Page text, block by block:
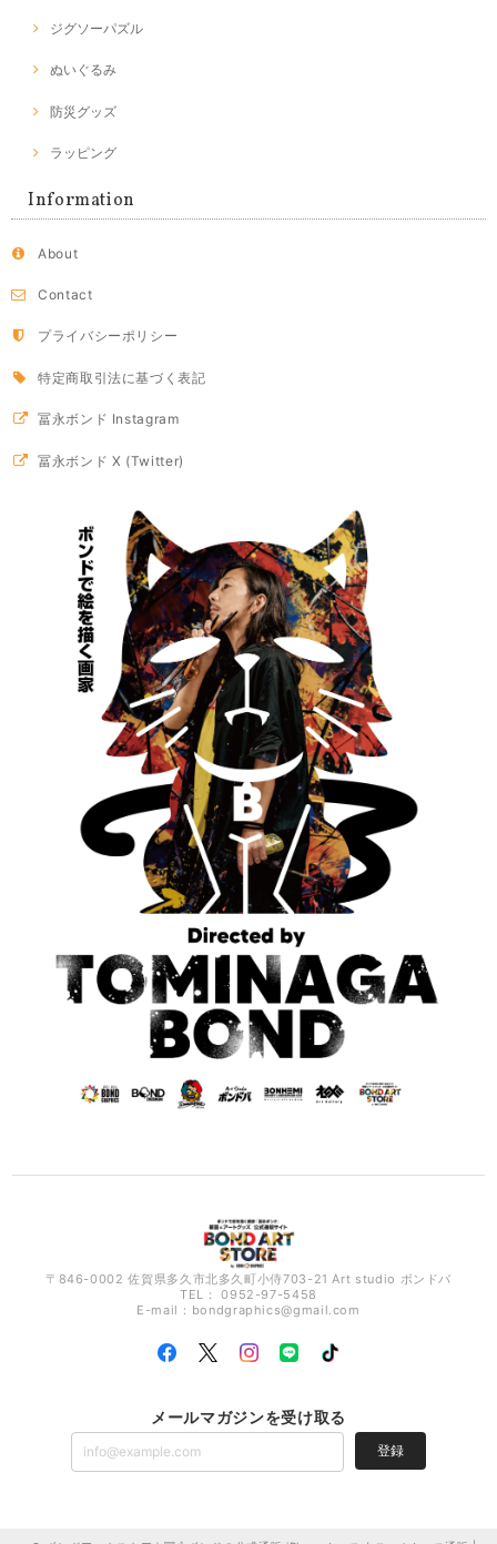
ジグソーパズル
ぬいぐるみ
防災グッズ
ラッピング
Information
About
Contact
プライバシーポリシー
特定商取引法に基づく表記
冨永ボンド Instagram
冨永ボンド X (Twitter)
〒846-0002 佐賀県多久市北多久町小侍703-21 Art studio ボンドバ
TEL： 0952-97-5458
E-mail： bondgraphics@gmail.com
メールマガジンを受け取る
登録